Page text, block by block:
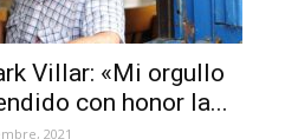
Villar: «Mi orgullo
con honor la...
2021